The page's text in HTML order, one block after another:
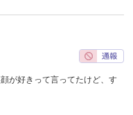
が好きって言ってたけど、す